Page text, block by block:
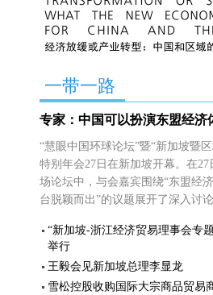
一带一路
专家：中国可以扮演东盟经济
“慧眼中国环球论坛”暨“新加坡暨
特别年会27日在新加坡开幕。在27
场论坛中，与会嘉宾围绕“东盟经
台脱颖而出”的议题展开了深入讨论
“新加坡-浙江经济贸易理事会专
举行
王毅会见新加坡总理李显龙
雪松控股收购国际大宗商品贸易